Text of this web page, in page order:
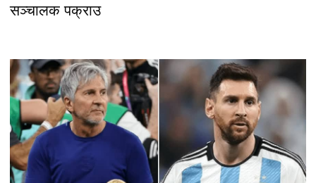
सञ्चालक पक्राउ